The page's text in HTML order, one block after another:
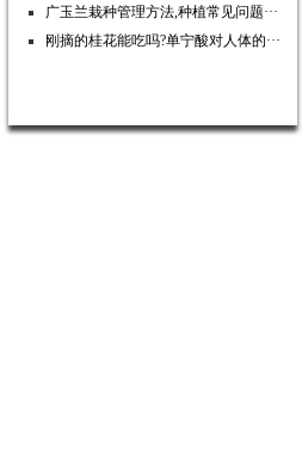
广玉兰栽种管理方法,种植常见问题···
刚摘的桂花能吃吗?单宁酸对人体的···